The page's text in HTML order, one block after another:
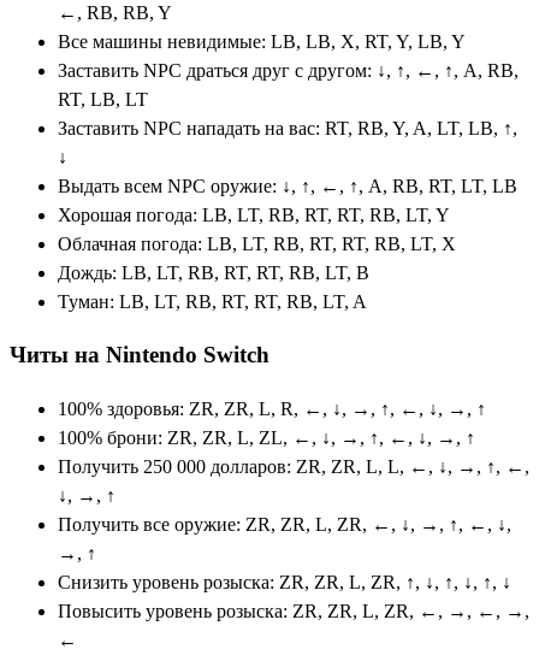
←, RB, RB, Y
Все машины невидимые: LB, LB, X, RT, Y, LB, Y
Заставить NPC драться друг с другом: ↓, ↑, ←, ↑, A, RB,
RT, LB, LT
Заставить NPC нападать на вас: RT, RB, Y, A, LT, LB, ↑,
↓
Выдать всем NPC оружие: ↓, ↑, ←, ↑, A, RB, RT, LT, LB
Хорошая погода: LB, LT, RB, RT, RT, RB, LT, Y
Облачная погода: LB, LT, RB, RT, RT, RB, LT, X
Дождь: LB, LT, RB, RT, RT, RB, LT, B
Туман: LB, LT, RB, RT, RT, RB, LT, A
Читы на Nintendo Switch
100% здоровья: ZR, ZR, L, R, ←, ↓, →, ↑, ←, ↓, →, ↑
100% брони: ZR, ZR, L, ZL, ←, ↓, →, ↑, ←, ↓, →, ↑
Получить 250 000 долларов: ZR, ZR, L, L, ←, ↓, →, ↑, ←,
↓, →, ↑
Получить все оружие: ZR, ZR, L, ZR, ←, ↓, →, ↑, ←, ↓,
→, ↑
Снизить уровень розыска: ZR, ZR, L, ZR, ↑, ↓, ↑, ↓, ↑, ↓
Повысить уровень розыска: ZR, ZR, L, ZR, ←, →, ←, →,
←